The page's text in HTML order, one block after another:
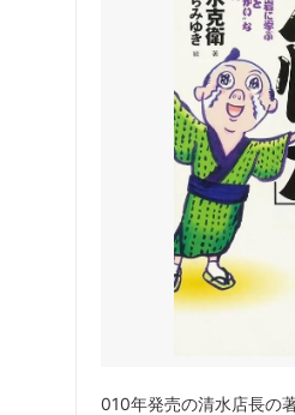
010年発売の清水店長の